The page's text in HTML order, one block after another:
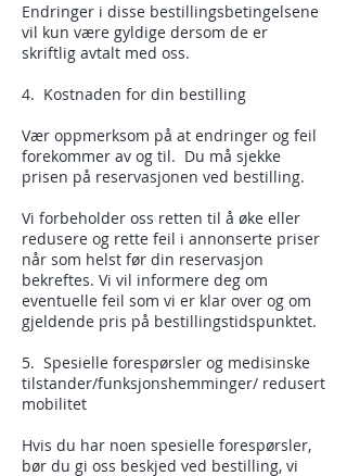
Endringer i disse bestillingsbetingelsene
vil kun være gyldige dersom de er
skriftlig avtalt med oss.
4. Kostnaden for din bestilling
Vær oppmerksom på at endringer og feil
forekommer av og til. Du må sjekke
prisen på reservasjonen ved bestilling.
Vi forbeholder oss retten til å øke eller
redusere og rette feil i annonserte priser
når som helst før din reservasjon
bekreftes. Vi vil informere deg om
eventuelle feil som vi er klar over og om
gjeldende pris på bestillingstidspunktet.
5. Spesielle forespørsler og medisinske
tilstander/funksjonshemminger/ redusert
mobilitet
Hvis du har noen spesielle forespørsler,
bør du gi oss beskjed ved bestilling, vi